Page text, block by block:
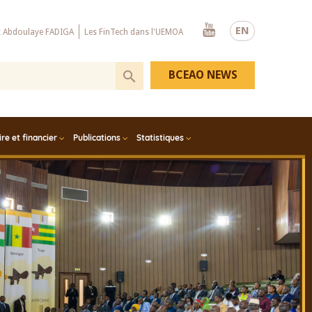
EN
Abdoulaye FADIGA Les FinTech dans l'UEMOA
Youtube
et financier Publications Statistiques
BCEAO NEWS